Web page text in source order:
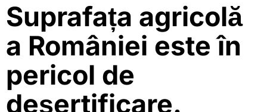
Suprafața agricolă
a României este în
pericol de
deșertificare.